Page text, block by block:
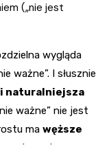
(„nie jest
wygląda
ważne”. I słusznie
naturalniejsza
ważne” nie jest
ma węższe